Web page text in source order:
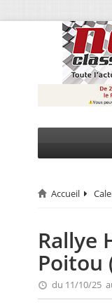
CIRCUIT
RALLYE
MONTAGNE
EVÈNEMENTS
Accueil
Rallye
Poitou
du 11/10/25